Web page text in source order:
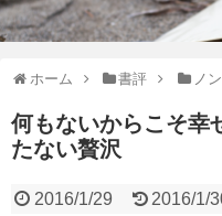
ホーム 書評 ノ
何もないからこそ幸
たない贅沢
2016/1/29 2016/1/